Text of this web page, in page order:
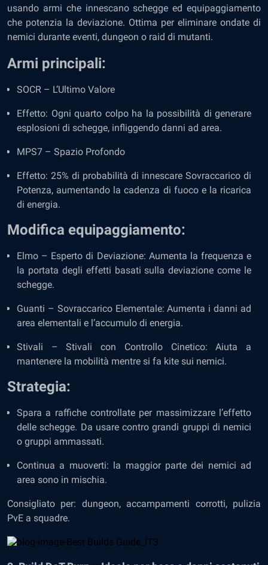
usando armi che innescano schegge ed equipaggiamento
che potenzia la deviazione. Ottima per eliminare ondate di
nemici durante eventi, dungeon o raid di mutanti.
Armi principali:
SOCR – L’Ultimo Valore
Effetto: Ogni quarto colpo ha la possibilità di generare
esplosioni di schegge, infliggendo danni ad area.
MPS7 – Spazio Profondo
Effetto: 25% di probabilità di innescare Sovraccarico di
Potenza, aumentando la cadenza di fuoco e la ricarica
di energia.
Modifica equipaggiamento:
Elmo – Esperto di Deviazione: Aumenta la frequenza e
la portata degli effetti basati sulla deviazione come le
schegge.
Guanti – Sovraccarico Elementale: Aumenta i danni ad
area elementali e l’accumulo di energia.
Stivali – Stivali con Controllo Cinetico: Aiuta a
mantenere la mobilità mentre si fa kite sui nemici.
Strategia:
Spara a raffiche controllate per massimizzare l’effetto
delle schegge. Da usare contro grandi gruppi di nemici
o gruppi ammassati.
Continua a muoverti: la maggior parte dei nemici ad
area sono in mischia.
Consigliato per: dungeon, accampamenti corrotti, pulizia
PvE a squadre.